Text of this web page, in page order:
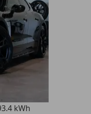
kWh